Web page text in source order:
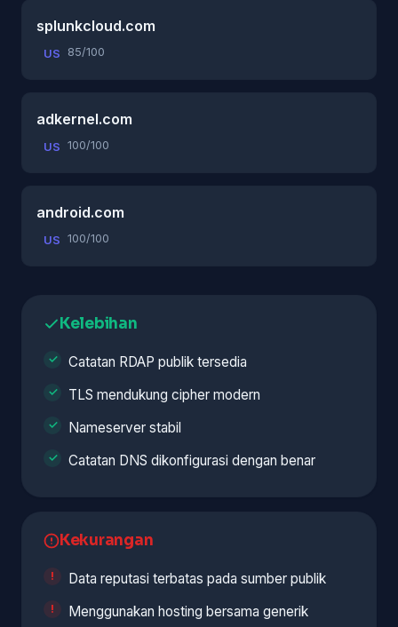
splunkcloud.com
US 85/100
adkernel.com
US 100/100
android.com
US 100/100
Kelebihan
Catatan RDAP publik tersedia
TLS mendukung cipher modern
Nameserver stabil
Catatan DNS dikonfigurasi dengan benar
Kekurangan
Data reputasi terbatas pada sumber publik
Menggunakan hosting bersama generik